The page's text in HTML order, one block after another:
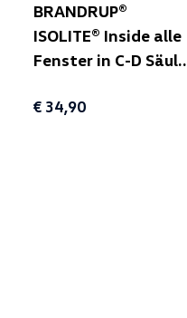
BRANDRUP®
ISOLITE® Inside alle
Fenster in C-D Säule
€ 34,90